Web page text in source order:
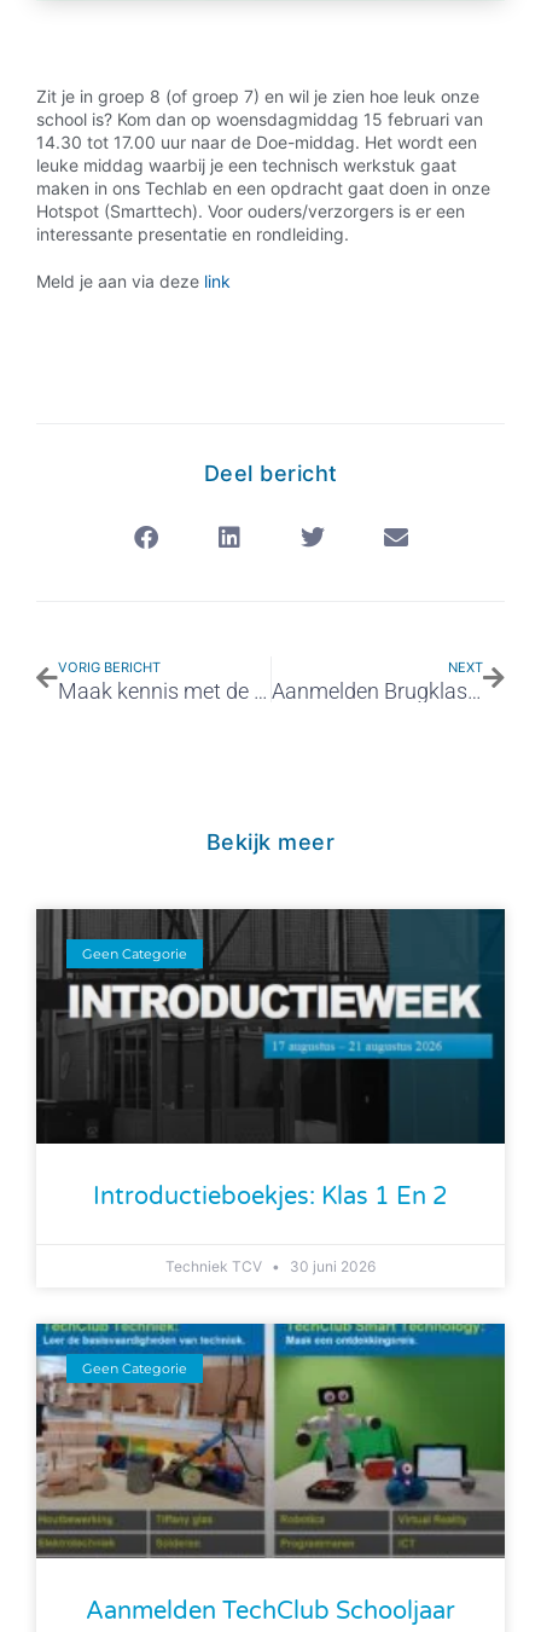
Zit je in groep 8 (of groep 7) en wil je zien hoe leuk onze
school is? Kom dan op woensdagmiddag 15 februari van
14.30 tot 17.00 uur naar de Doe-middag. Het wordt een
leuke middag waarbij je een technisch werkstuk gaat
maken in ons Techlab en een opdracht gaat doen in onze
Hotspot (Smarttech). Voor ouders/verzorgers is er een
interessante presentatie en rondleiding.
Meld je aan via deze link
Deel bericht
VORIG BERICHT
Maak kennis met de leukste échte technische school!
NEXT
Aanmelden Brugklas schooljaar 2023/2024
Bekijk meer
Geen Categorie
Introductieboekjes: Klas 1 En 2
Techniek TCV 30 juni 2026
Geen Categorie
Aanmelden TechClub Schooljaar